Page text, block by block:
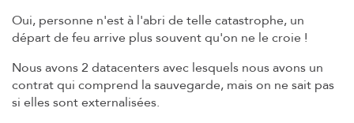
Oui, personne n'est à l'abri de telle catastrophe, un
départ de feu arrive plus souvent qu'on ne le croie !
Nous avons 2 datacenters avec lesquels nous avons un
contrat qui comprend la sauvegarde, mais on ne sait pas
si elles sont externalisées.